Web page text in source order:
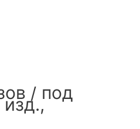
/ под